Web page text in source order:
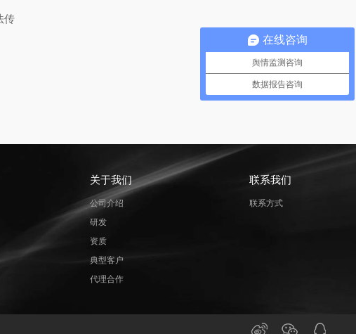
传
关于我们
公司介绍
研发
资质
典型客户
代理合作
联系我们
联系方式
在线咨询
舆情监测咨询
数据报告咨询